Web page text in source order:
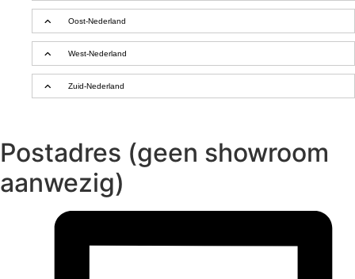
Oost-Nederland
West-Nederland
Zuid-Nederland
Postadres (geen showroom
aanwezig)